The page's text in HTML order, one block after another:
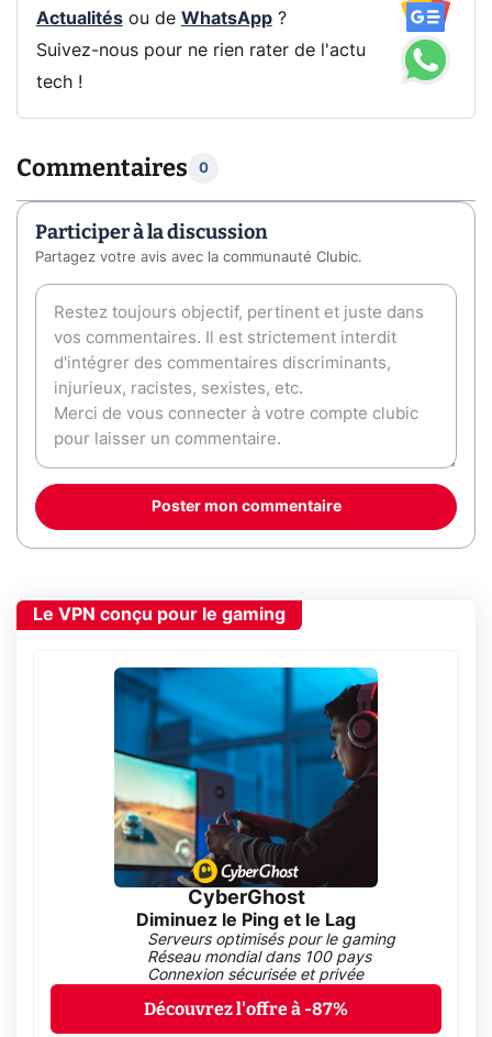
Actualitésou de WhatsApp?
Suivez-nous pour ne rien rater de l'actu
tech !
Commentaires 0
Participer à la discussion
Partagez votre avis avec la communauté Clubic.
Poster mon commentaire
Le VPN conçu pour le gaming
CyberGhost
Diminuez le Ping et le Lag
Serveurs optimisés pour le gaming
Réseau mondial dans 100 pays
Connexion sécurisée et privée
Découvrez l'offre à -87%